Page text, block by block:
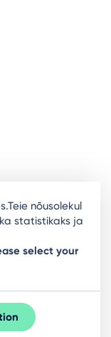
business
nõusolekul
statistikaks ja
select your